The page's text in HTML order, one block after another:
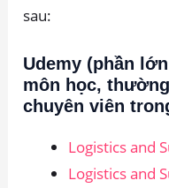
sau:
Udemy (phần
môn học,
chuyên viên
Logistics and
Logistics and